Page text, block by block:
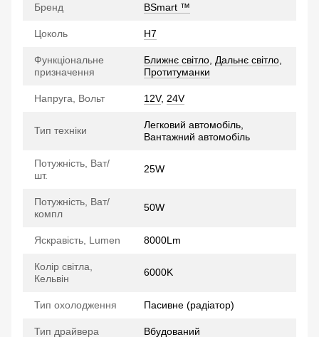
Бренд BSmart ™
Цоколь H7
Функціональне
призначення
Ближнє світло Дальнє світло
Протитуманки
Напруга, Вольт 12V, 24V
Тип техніки
Легковий автомобіль,
Вантажний автомобіль
Потужність, Ват/
шт.
25W
Потужність, Ват/
компл
50W
Яскравість, Lumen 8000Lm
Колір світла,
Кельвін
6000K
Тип охолодження Пасивне (радіатор)
Тип драйвера Вбудований